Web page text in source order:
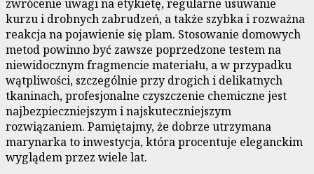
zwrócenie uwagi na etykietę, regularne usuwanie
kurzu i drobnych zabrudzeń, a także szybka i rozważna
reakcja na pojawienie się plam. Stosowanie domowych
metod powinno być zawsze poprzedzone testem na
niewidocznym fragmencie materiału, a w przypadku
wątpliwości, szczególnie przy drogich i delikatnych
tkaninach, profesjonalne czyszczenie chemiczne jest
najbezpieczniejszym i najskuteczniejszym
rozwiązaniem. Pamiętajmy, że dobrze utrzymana
marynarka to inwestycja, która procentuje eleganckim
wyglądem przez wiele lat.